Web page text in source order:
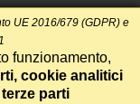
UE 2016/679 (GDPR) e
funzionamento,
cookie analitici
parti